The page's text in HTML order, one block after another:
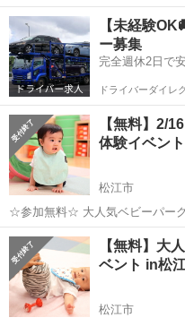
♪ 《親子教室ベビーパーク親子体験イベン
いいのに、どうして怒っちゃう
もネタがすぐ尽きてし...
島根 松江市 育児
【未経験
ー募集
完全週休2日で
ドライバーダイレ
【無料】2/
体験イベン
松江市
☆参加無料☆ 大人気ベビーパー
♪ 《親子教室ベビーパーク親子体験イベント開催！》 「子どもはかわ島根 松江市 育児
【無料】大
ベント in松
松江市